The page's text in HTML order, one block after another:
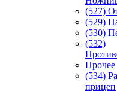
(527)
(529)
(530)
(532)
Прочее
(534)
прицеп